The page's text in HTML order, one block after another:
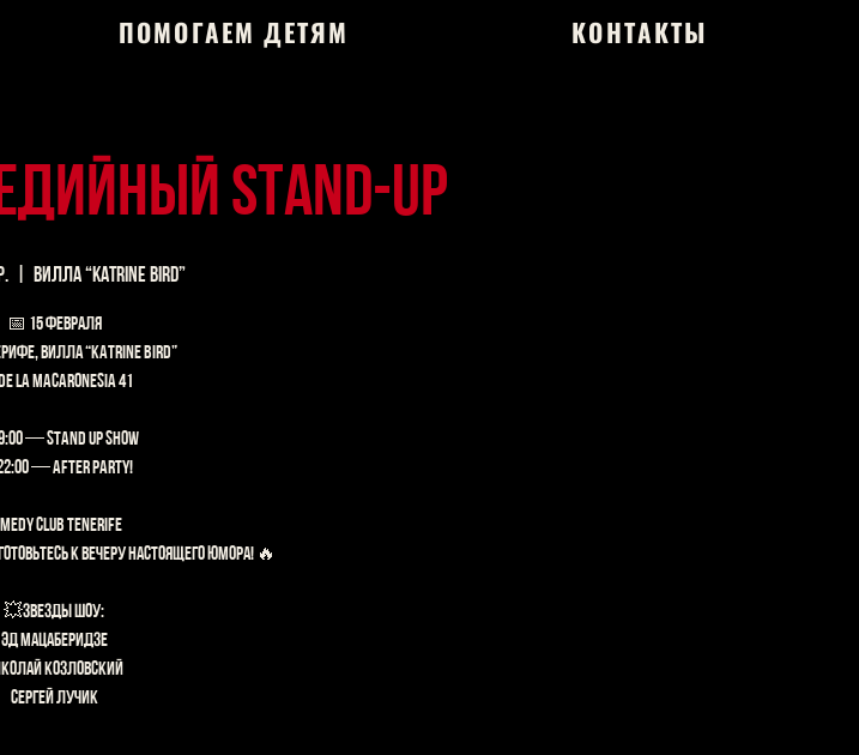
ПОМОГАЕМ ДЕТЯМ КОНТАКТЫ
STAND-UP
  |
вилла “Katrine Bird”
📅 15 февраля
вилла “Katrine Bird”
la Macaronesia 41
— Stand up show
— After party!
Club Tenerife
к вечеру настоящего юмора! 🔥
💥Звезды шоу:
Эд Мацаберидзе
Козловский
Сергей Лучик